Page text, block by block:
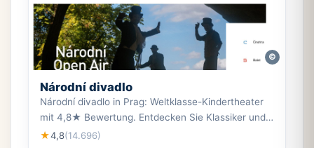
©
Národní divadlo
Národní divadlo in Prag: Weltklasse-Kindertheater
mit 4,8★ Bewertung. Entdecken Sie Klassiker und
moderne Aufführungen im Herzen Prags.
★4,8(14.696)